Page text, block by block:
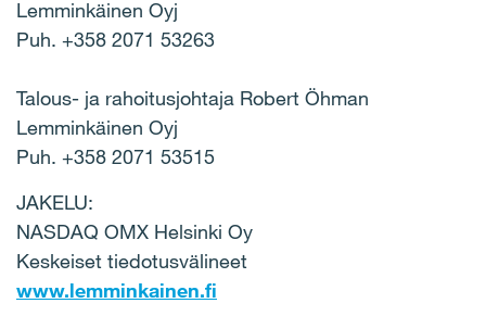
Lemminkäinen Oyj
Puh. +358 2071 53263
Talous- ja rahoitusjohtaja Robert Öhman
Lemminkäinen Oyj
Puh. +358 2071 53515
JAKELU:
NASDAQ OMX Helsinki Oy
Keskeiset tiedotusvälineet
www.lemminkainen.fi